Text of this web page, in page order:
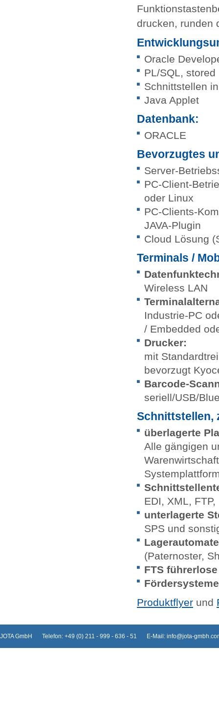
drucken, runden
Oracle
PL/SQL,
Schnittstellen
Java Applet
Datenbank:
ORACLE
Bevorzugtes
Server-
PC-Client-
oder Linux
PC-Clients-
JAVA-Plugin
Cloud Lösung
Terminals /
Wireless LAN
Industrie-PC
/ Embedded
Drucker:
mit
bevorzugt
Barcode-
seriell/USB/
Schnittstellen,
überlagerte
Alle gängigen
EDI, XML,
unterlagerte
SPS und
(Paternoster,
FTS
Produktflyer und
JOTA GmbH Telefon: +49 (0) 211 - 999 - 636 - 51 E-Mail: info@jota-